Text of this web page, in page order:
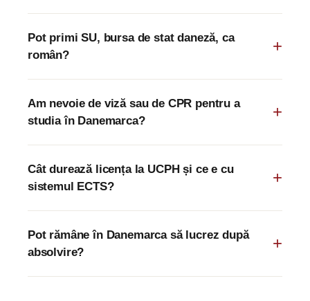
Pot primi SU, bursa de stat daneză, ca
român?
Am nevoie de viză sau de CPR pentru a
studia în Danemarca?
Cât durează licența la UCPH și ce e cu
sistemul ECTS?
Pot rămâne în Danemarca să lucrez după
absolvire?